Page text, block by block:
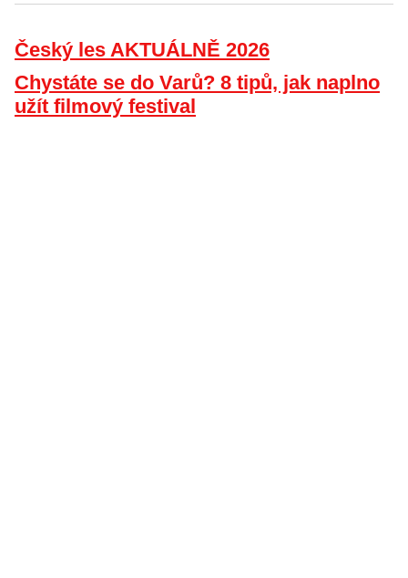
Český les AKTUÁLNĚ 2026
Chystáte se do Varů? 8 tipů, jak naplno
užít filmový festival